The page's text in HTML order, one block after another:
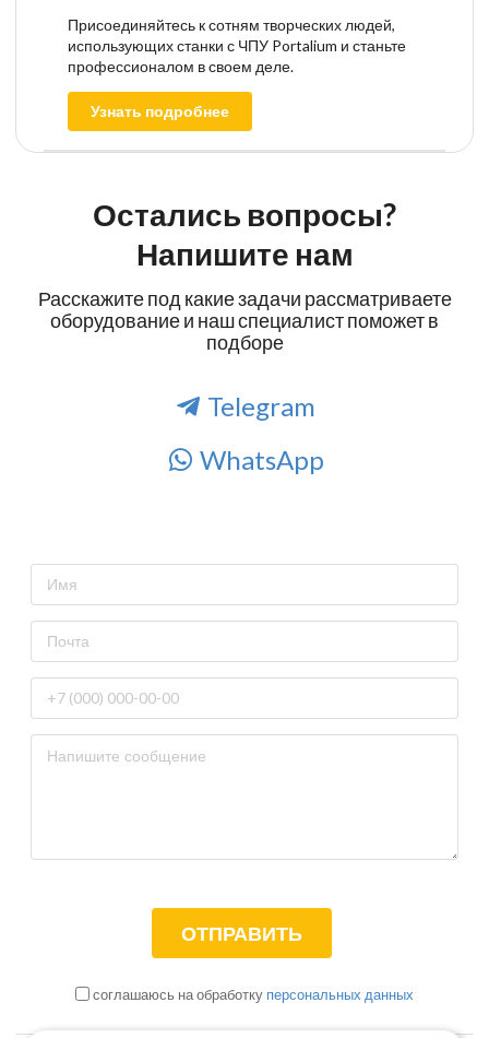
Присоединяйтесь к сотням творческих людей,
использующих станки с ЧПУ Portalium и станьте
профессионалом в своем деле.
Узнать подробнее
Остались вопросы?
Напишите нам
Расскажите под какие задачи рассматриваете
оборудование и наш специалист поможет в
подборе
Telegram
WhatsApp
соглашаюсь на обработку персональных данных